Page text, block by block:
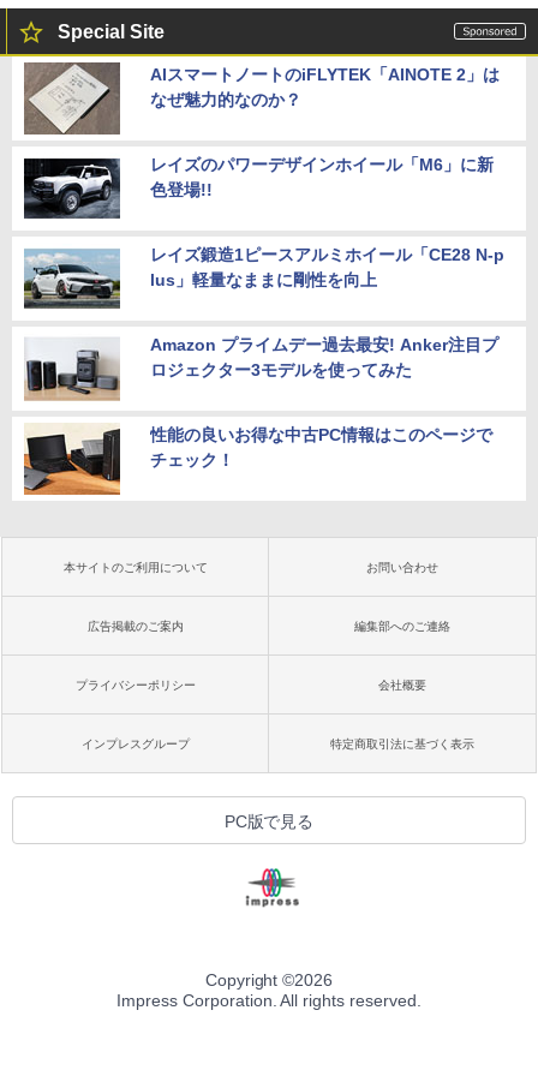
Special Site
AIスマートノートのiFLYTEK「AINOTE 2」は
なぜ魅力的なのか？
レイズのパワーデザインホイール「M6」に新
色登場!!
レイズ鍛造1ピースアルミホイール「CE28 N-p
lus」軽量なままに剛性を向上
Amazon プライムデー過去最安! Anker注目プ
ロジェクター3モデルを使ってみた
性能の良いお得な中古PC情報はこのページで
チェック！
本サイトのご利用について お問い合わせ
広告掲載のご案内 編集部へのご連絡
プライバシーポリシー 会社概要
インプレスグループ 特定商取引法に基づく表示
PC版で見る
Copyright ©2026
Impress Corporation. All rights reserved.